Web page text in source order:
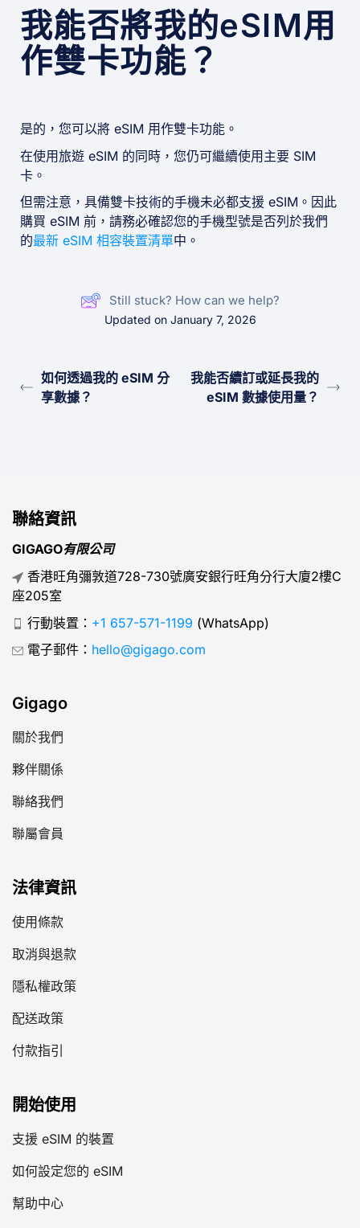
我能否將我的eSIM用
作雙卡功能？
是的，您可以將 eSIM 用作雙卡功能。
在使用旅遊 eSIM 的同時，您仍可繼續使用主要 SIM
卡。
但需注意，具備雙卡技術的手機未必都支援 eSIM。因此
購買 eSIM 前，請務必確認您的手機型號是否列於我們
的最新 eSIM 相容裝置清單中。
Still stuck? How can we help?
Updated on January 7, 2026
如何透過我的 eSIM 分
享數據？
我能否續訂或延長我的
eSIM 數據使用量？
聯絡資訊
GIGAGO有限公司
香港旺角彌敦道728-730號廣安銀行旺角分行大廈2樓C
座205室
行動裝置： +1 657-571-1199 (WhatsApp)
電子郵件： hello@gigago.com
Gigago
關於我們
夥伴關係
聯絡我們
聯屬會員
法律資訊
使用條款
取消與退款
隱私權政策
配送政策
付款指引
開始使用
支援 eSIM 的裝置
如何設定您的 eSIM
幫助中心